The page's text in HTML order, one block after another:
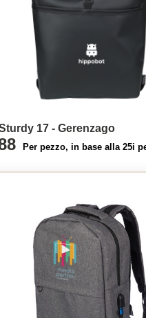
17 - Gerenzago
Per pezzo, in base alla 25i